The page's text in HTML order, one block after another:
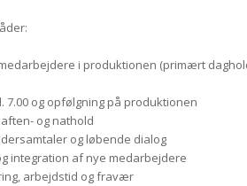
i produktionen (primært
7.00 og opfølgning på produktionen
og nathold
og løbende dialog
integration af nye medarbejdere
arbejdstid og fravær